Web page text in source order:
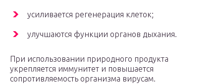
усиливается регенерация клеток;
улучшаются функции органов дыхания.
При использовании природного продукта
укрепляется иммунитет и повышается
сопротивляемость организма вирусам.